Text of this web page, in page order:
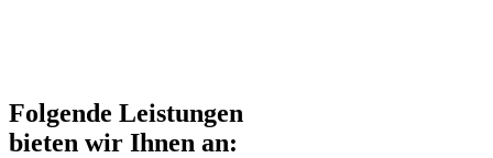
Folgende Leistungen
bieten wir Ihnen an: